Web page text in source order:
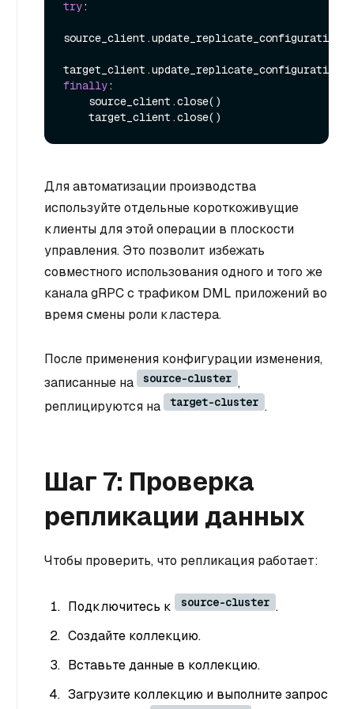
try:
finally:
Для автоматизации производства
используйте отдельные короткоживущие
клиенты для этой операции в плоскости
управления. Это позволит избежать
совместного использования одного и того же
канала gRPC с трафиком DML приложений во
время смены роли кластера.
После применения конфигурации изменения,
записанные на
source-cluster ,
реплицируются на
target-cluster .
Шаг 7: Проверка
репликации данных
Чтобы проверить, что репликация работает:
Подключитесь к source-cluster .
Создайте коллекцию.
Вставьте данные в коллекцию.
Загрузите коллекцию и выполните запрос